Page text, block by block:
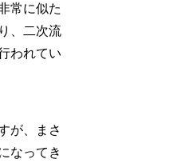
常に似た
、二次流
われてい
が、まさ
なってき